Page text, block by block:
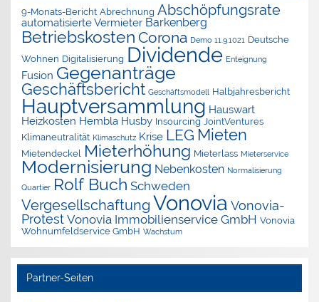
9-Monats-Bericht Abrechnung Abschöpfungsrate
automatisierte Vermieter Barkenberg
Betriebskosten Corona Demo 11.9.1021 Deutsche
Wohnen Digitalisierung Dividende Enteignung
Fusion Gegenanträge
Geschäftsbericht Geschäftsmodell Halbjahresbericht
Hauptversammlung Hauswart
Heizkosten Hembla Husby Insourcing JointVentures
Klimaneutralität Klimaschutz Krise LEG Mieten
Mietendeckel Mieterhöhung Mieterlass Mieterservice
Modernisierung Nebenkosten Normalisierung
Quartier Rolf Buch Schweden
Vergesellschaftung Vonovia Vonovia-
Protest Vonovia Immobilienservice GmbH Vonovia
Wohnumfeldservice GmbH Wachstum
Partner-Seiten